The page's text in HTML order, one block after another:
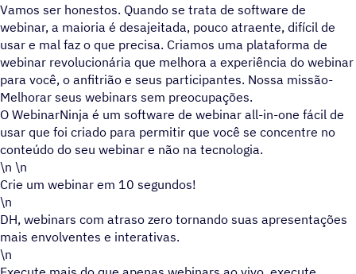
Vamos ser honestos. Quando se trata de software de
webinar, a maioria é desajeitada, pouco atraente, difícil de
usar e mal faz o que precisa. Criamos uma plataforma de
webinar revolucionária que melhora a experiência do webinar
para você, o anfitrião e seus participantes. Nossa missão-
Melhorar seus webinars sem preocupações.
O WebinarNinja é um software de webinar all-in-one fácil de
usar que foi criado para permitir que você se concentre no
conteúdo do seu webinar e não na tecnologia.
\n \n
Crie um webinar em 10 segundos!
\n
DH, webinars com atraso zero tornando suas apresentações
mais envolventes e interativas.
\n